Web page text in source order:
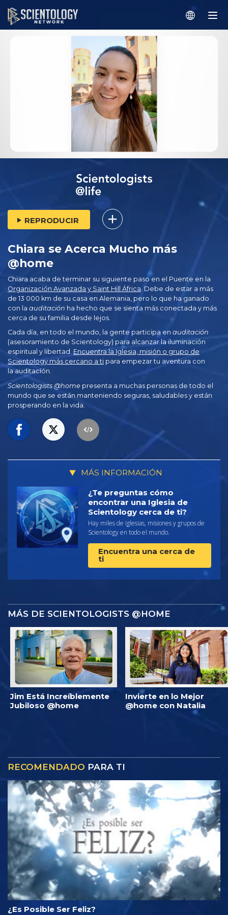
REPRODUCIR
Chiara se Acerca Mucho más
@home
Chiara acaba de terminar su siguiente paso en el Puente en la
Organización Avanzada y Saint Hill África . Debe de estar a más
de 13 000 km de su casa en Alemania, pero lo que ha ganado
con la auditación ha hecho que se sienta más conectada y más
cerca de su familia desde lejos.
Cada día, en todo el mundo, la gente participa en auditación
(asesoramiento de Scientology) para alcanzar la iluminación
espiritual y libertad. Encuentra la Iglesia, misión o grupo de
Scientology más cercano a ti para empezar tu aventura con
la auditación.
Scientologists @home presenta a muchas personas de todo el
mundo que se están manteniendo seguras, saludables y están
prosperando en la vida.
MÁS INFORMACIÓN
¿Te preguntas cómo
encontrar una Iglesia de
Scientology cerca de ti?
Hay miles de Iglesias, misiones y grupos de
Scientology en todo el mundo.
Encuentra una cerca de
ti
MÁS DE SCIENTOLOGISTS @HOME
Jim Está Increíblemente
Jubiloso @home
Invierte en lo Mejor
@home con Natalia
RECOMENDADO PARA TI
¿Es Posible Ser Feliz?